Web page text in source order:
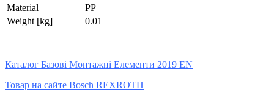
Material
PP
Weight [kg]
0.01
Каталог Базові Монтажні Елементи 2019 EN
Товар на сайте Bosch REXROTH